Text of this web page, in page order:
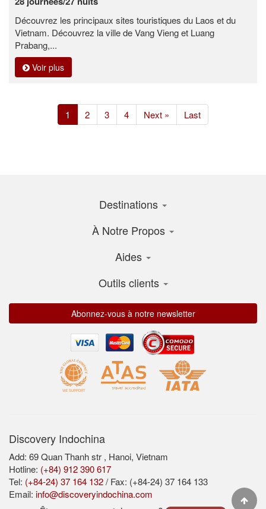
Découvrez les principaux sites touristiques du Laos et du
Vietnam. Découvrez la ville de Vang Vieng et Luang
Prabang,...
Voir plus
1 (current)
2 3 4 Next » Last
Destinations
À Notre Propos
Aides
Outils clients
Abonnez-vous à notre newsletter
Discovery Indochina
Add: 69 Quan Thanh str , Hanoi, Vietnam
Hotline: (+84) 912 390 617
Tel: (+84-24) 37 164 132/ Fax: (+84-24) 37 164 133
Email: info@discoveryindochina.com